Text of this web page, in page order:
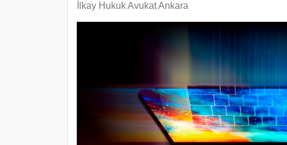
İlkay Hukuk Avukat Ankara